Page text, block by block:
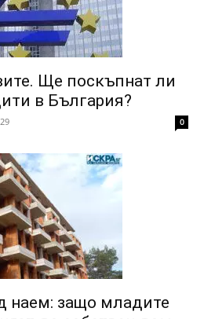
Ще поскъпнат ли
в България?
0
наем: защо младите